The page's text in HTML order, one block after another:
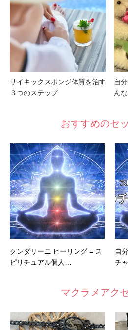
サイキックスポンジ体質を治す
３つのステップ
自
ん
おすすめのセ
クンダリーニ ヒーリング = ス
ピリチュアル個人…
自
チ
マクラメアク